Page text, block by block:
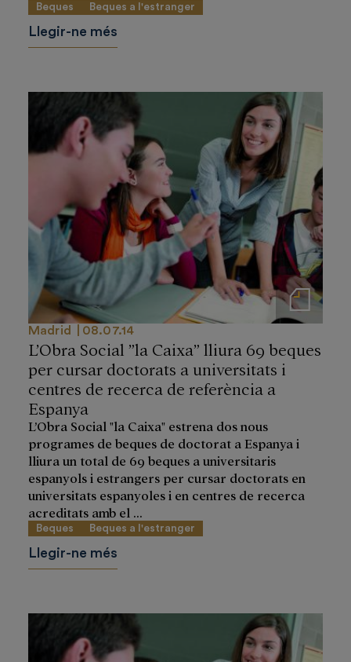
Beques Beques a l'estranger
Llegir-ne més
Notas de prensa
Madrid 08.07.14
L’Obra Social ”la Caixa” lliura 69 beques
per cursar doctorats a universitats i
centres de recerca de referència a
Espanya
L’Obra Social "la Caixa" estrena dos nous
programes de beques de doctorat a Espanya i
lliura un total de 69 beques a universitaris
espanyols i estrangers per cursar doctorats en
universitats espanyoles i en centres de recerca
acreditats amb el ...
Beques Beques a l'estranger
Llegir-ne més